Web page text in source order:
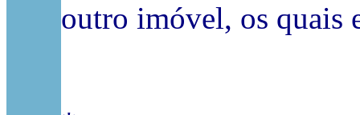
outro imóvel, os quais